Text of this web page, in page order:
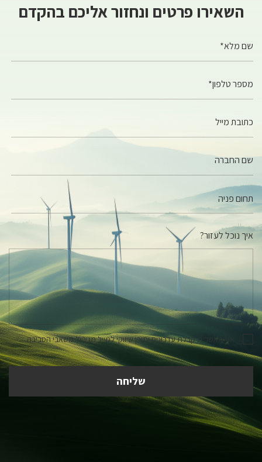
השאירו פרטים ונחזור אליכם בהקדם
שם מלא*
מספר טלפון*
כתובת מייל
שם החברה
איך נוכל לעזור?
אני מאשר.ת קבלת עדכונים ותוכן שיווקי למייל מניהול משאבי הסביבה